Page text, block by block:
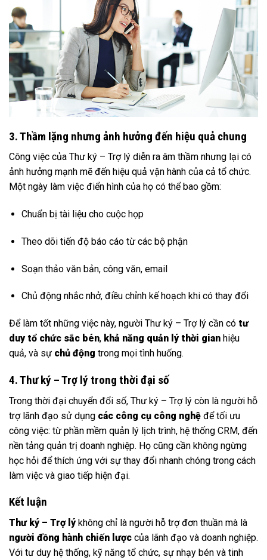
3. Thầm lặng nhưng ảnh hưởng đến hiệu quả chung
Công việc của Thư ký – Trợ lý diễn ra âm thầm nhưng lại có
ảnh hưởng mạnh mẽ đến hiệu quả vận hành của cả tổ chức.
Một ngày làm việc điển hình của họ có thể bao gồm:
Chuẩn bị tài liệu cho cuộc họp
Theo dõi tiến độ báo cáo từ các bộ phận
Soạn thảo văn bản, công văn, email
Chủ động nhắc nhở, điều chỉnh kế hoạch khi có thay đổi
Để làm tốt những việc này, người Thư ký – Trợ lý cần có tư
duy tổ chức sắc bén, khả năng quản lý thời gian hiệu
quả, và sự chủ động trong mọi tình huống.
4. Thư ký – Trợ lý trong thời đại số
Trong thời đại chuyển đổi số, Thư ký – Trợ lý còn là người hỗ
trợ lãnh đạo sử dụng các công cụ công nghệ để tối ưu
công việc: từ phần mềm quản lý lịch trình, hệ thống CRM, đến
nền tảng quản trị doanh nghiệp. Họ cũng cần không ngừng
học hỏi để thích ứng với sự thay đổi nhanh chóng trong cách
làm việc và giao tiếp hiện đại.
Kết luận
Thư ký – Trợ lýkhông chỉ là người hỗ trợ đơn thuần mà là
người đồng hành chiến lược của lãnh đạo và doanh nghiệp.
Với tư duy hệ thống, kỹ năng tổ chức, sự nhạy bén và tinh